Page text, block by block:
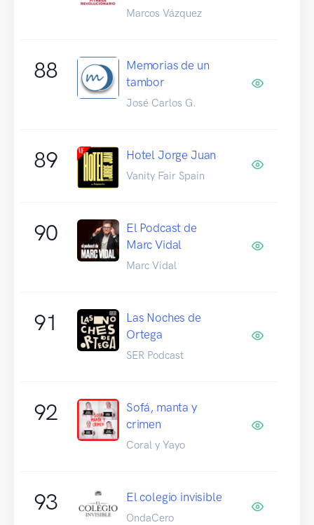
Marcos Vázquez
88
Memorias de un
tambor
José Carlos G.
89 Hotel Jorge Juan
Vanity Fair Spain
90
El Podcast de
Marc Vidal
Marc Vidal
91
Las Noches de
Ortega
SER Podcast
92
Sofá, manta y
crimen
Coral y Yayo
93 El colegio invisible
OndaCero